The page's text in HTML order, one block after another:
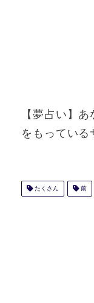
【夢占い】
をもっている
たくさん 前